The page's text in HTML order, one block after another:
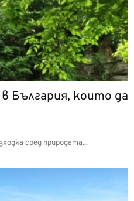
България, които да
сред природата...